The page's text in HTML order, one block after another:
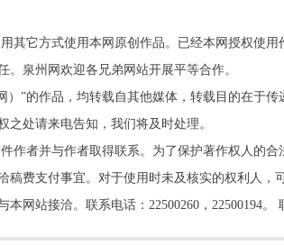
其它方式使用本网原创作品。已经本网授权使用
泉州网欢迎各兄弟网站开展平等合作。
”的作品，均转载自其他媒体，转载目的在于
处请来电告知，我们将及时处理。
作者并与作者取得联系。为了保护著作权人的
稿费支付事宜。对于使用时未及核实的权利人
网站接洽。联系电话：22500260，22500194。